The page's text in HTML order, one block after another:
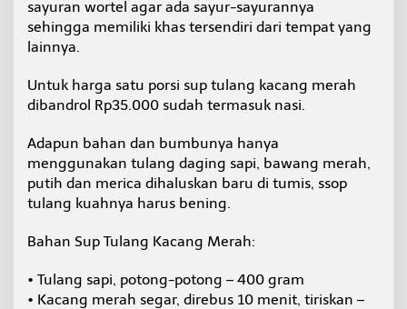
sayuran wortel agar ada sayur-sayurannya
sehingga memiliki khas tersendiri dari tempat yang
lainnya.
Untuk harga satu porsi sup tulang kacang merah
dibandrol Rp35.000 sudah termasuk nasi.
Adapun bahan dan bumbunya hanya
menggunakan tulang daging sapi, bawang merah,
putih dan merica dihaluskan baru di tumis, ssop
tulang kuahnya harus bening.
Bahan Sup Tulang Kacang Merah:
• Tulang sapi, potong-potong – 400 gram
• Kacang merah segar, direbus 10 menit, tiriskan –